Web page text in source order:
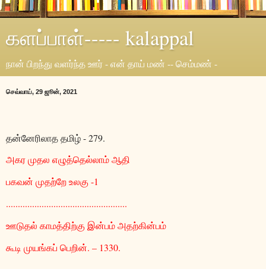
களப்பாள்----- kalappal
நான் பிறந்து வளர்ந்த ஊர் - என் தாய் மண் -- செம்மண் -
செவ்வாய், 29 ஜூன், 2021
தன்னேரிலாத தமிழ்- 279.
அகர முதல எழுத்தெல்லாம் ஆதி
பகவன் முதற்றே உலகு-1
...................................................
ஊடுதல் காமத்திற்கு இன்பம் அதற்கின்பம்
கூடி முயங்கப் பெறின். – 1330.